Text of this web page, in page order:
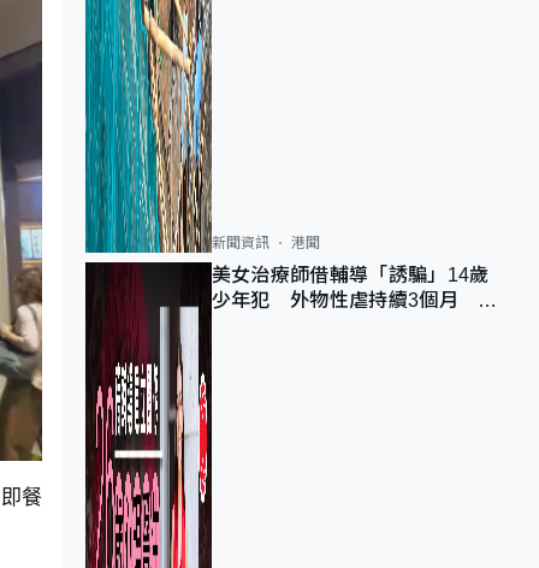
餐
新聞資訊 港聞
美女治療師借輔導「誘騙」14歲
少年犯 外物性虐持續3個月 受